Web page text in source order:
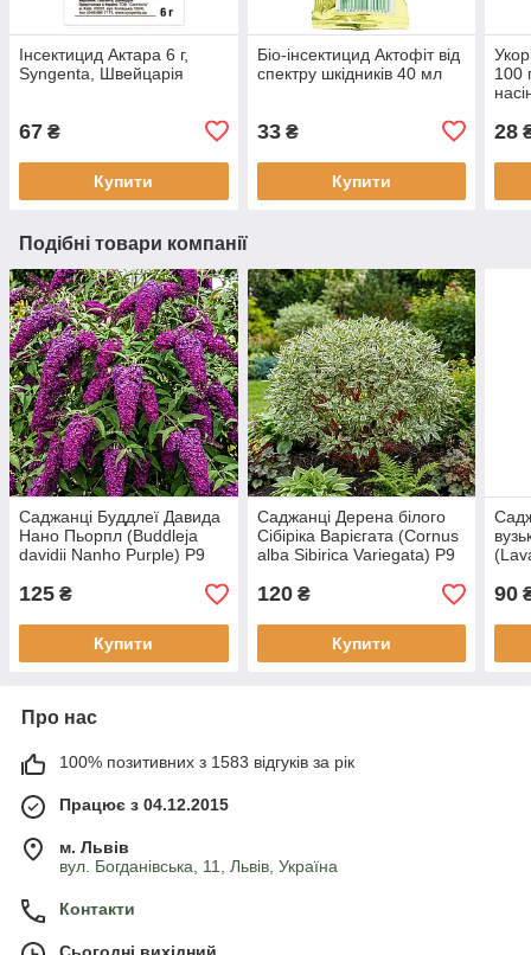
Інсектицид Актара 6 г,
Syngenta, Швейцарія
67 ₴
Купити
Біо-інсектицид Актофіт від
спектру шкідників 40 мл
33₴
Купити
100
28
Подібні товари компанії
Саджанці Буддлеї Давида
Нано Пьорпл (Buddleja
davidii Nanho Purple) Р9
125 ₴
Купити
Саджанці Дерена білого
Сібіріка Варієгата (Cornus
alba Sibirica Variegata) Р9
120₴
Купити
90
Про нас
100% позитивних з 1583 відгуків за рік
Працює з 04.12.2015
м. Львів
вул. Богданівська, 11, Львів, Україна
Контакти